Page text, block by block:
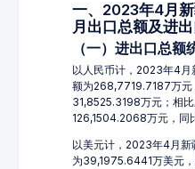
一、2023年4月
月出口总额及进
（一）进出口总额
以人民币计，2023年4月
额为268,7719.7187万元
31,8525.3198万元；相
126,1504.2068万元，同
以美元计，2023年4月新
为39,1975.6441万美元